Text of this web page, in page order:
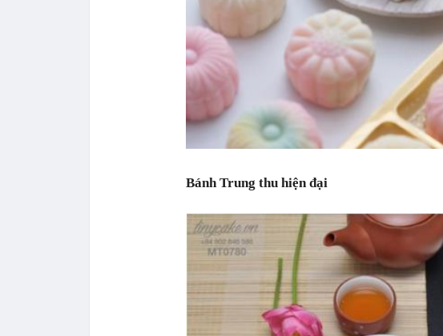
Bánh Trung thu hiện đại